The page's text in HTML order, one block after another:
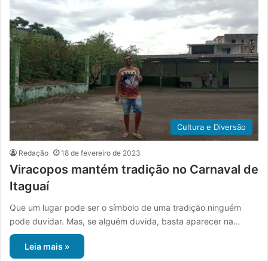
Cultura e Diversão
Redação 18 de fevereiro de 2023
Viracopos mantém tradição no Carnaval de
Itaguaí
Que um lugar pode ser o símbolo de uma tradição ninguém
pode duvidar. Mas, se alguém duvida, basta aparecer na…
Leia mais »